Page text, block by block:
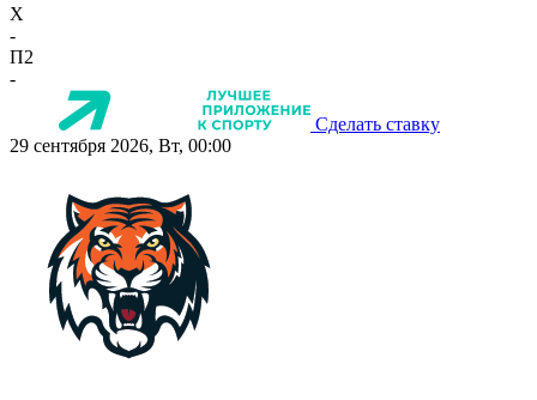
X
-
П2
-
Сделать ставку
29 сентября 2026, Вт, 00:00